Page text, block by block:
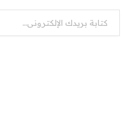
كتابة بريدك الإلكتروني...